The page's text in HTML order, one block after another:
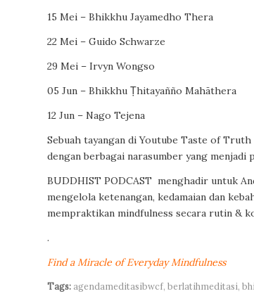
15 Mei – Bhikkhu Jayamedho Thera
22 Mei – Guido Schwarze
29 Mei – Irvyn Wongso
05 Jun – Bhikkhu Ṭhitayañño Mahāthera
12 Jun – Nago Tejena
Sebuah tayangan di Youtube Taste of
dengan berbagai narasumber yang menjadi
BUDDHIST PODCAST menghadir untuk
mengelola ketenangan, kedamaian dan
mempraktikan mindfulness secara rutin &
.
Find a Miracle of Everyday Mindfulness
Tags: agendameditasibwcf, berlatihmeditasi,